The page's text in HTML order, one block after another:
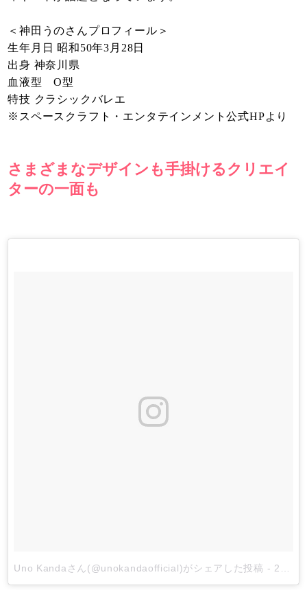
＜神田うのさんプロフィール＞
生年月日 昭和50年3月28日
出身 神奈川県
血液型 O型
特技 クラシックバレエ
※スペースクラフト・エンタテインメント公式HPより
さまざまなデザインも手掛けるクリエイ
ターの一面も
Uno Kandaさん(@unokandaofficial)がシェアした投稿 - 2018年 3月月5日午後11時59分PST